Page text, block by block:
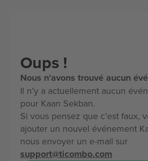
Oups !
Nous n'avons trouvé aucun
Il n’y a actuellement aucun
pour Kaan Sekban.
Si vous pensez que c’est faux,
ajouter un nouvel événement
nous envoyer un e-mail sur
support@ticombo.com